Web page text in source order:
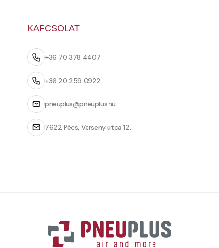
KAPCSOLAT
+36 70 378 4407
+36 20 259 0922
pneuplus@pneuplus.hu
7622 Pécs, Verseny utca 12.